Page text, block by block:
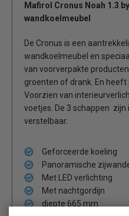
Mafirol Cronus Noah 1.3
wandkoelmeubel
De Cronus is een
wandkoelmeubel en
van voorverpakte
groenten of drank. En
Voorzien van
voetjes. De 3 schappen zijn
verstelbaar.
Geforceerde koeling
Panoramische
Met LED verlichting
Met nachtgordijn
diepte 665 mm